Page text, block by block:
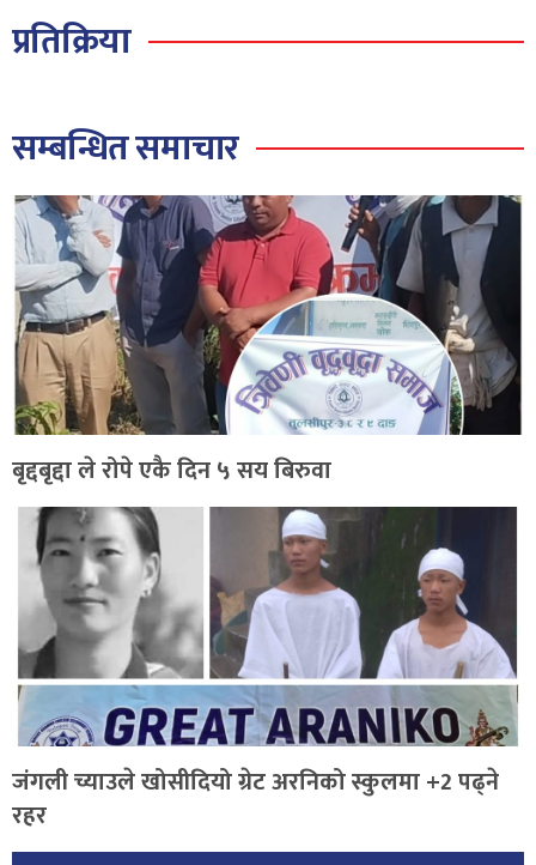
प्रतिक्रिया
सम्बन्धित समाचार
बृद्दबृद्दा ले रोपे एकै दिन ५ सय बिरुवा
जंगली च्याउले खोसीदियो ग्रेट अरनिको स्कुलमा +2 पढ्ने
रहर